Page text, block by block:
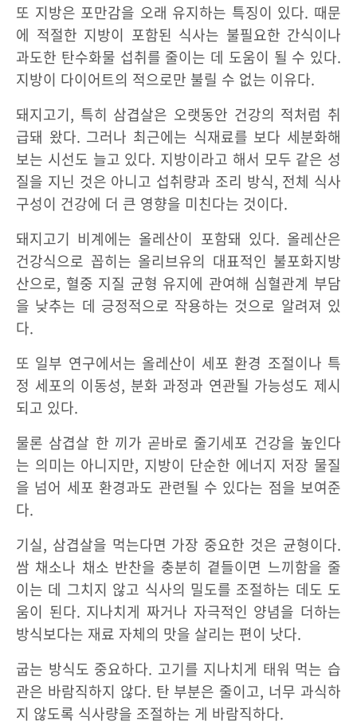
또 지방은 포만감을 오래 유지하는 특징이 있다. 때문
에 적절한 지방이 포함된 식사는 불필요한 간식이나
과도한 탄수화물 섭취를 줄이는 데 도움이 될 수 있다.
지방이 다이어트의 적으로만 불릴 수 없는 이유다.
돼지고기, 특히 삼겹살은 오랫동안 건강의 적처럼 취
급돼 왔다. 그러나 최근에는 식재료를 보다 세분화해
보는 시선도 늘고 있다. 지방이라고 해서 모두 같은 성
질을 지닌 것은 아니고 섭취량과 조리 방식, 전체 식사
구성이 건강에 더 큰 영향을 미친다는 것이다.
돼지고기 비계에는 올레산이 포함돼 있다. 올레산은
건강식으로 꼽히는 올리브유의 대표적인 불포화지방
산으로, 혈중 지질 균형 유지에 관여해 심혈관계 부담
을 낮추는 데 긍정적으로 작용하는 것으로 알려져 있
다.
또 일부 연구에서는 올레산이 세포 환경 조절이나 특
정 세포의 이동성, 분화 과정과 연관될 가능성도 제시
되고 있다.
물론 삼겹살 한 끼가 곧바로 줄기세포 건강을 높인다
는 의미는 아니지만, 지방이 단순한 에너지 저장 물질
을 넘어 세포 환경과도 관련될 수 있다는 점을 보여준
다.
기실, 삼겹살을 먹는다면 가장 중요한 것은 균형이다.
쌈 채소나 채소 반찬을 충분히 곁들이면 느끼함을 줄
이는 데 그치지 않고 식사의 밀도를 조절하는 데도 도
움이 된다. 지나치게 짜거나 자극적인 양념을 더하는
방식보다는 재료 자체의 맛을 살리는 편이 낫다.
굽는 방식도 중요하다. 고기를 지나치게 태워 먹는 습
관은 바람직하지 않다. 탄 부분은 줄이고, 너무 과식하
지 않도록 식사량을 조절하는 게 바람직하다.